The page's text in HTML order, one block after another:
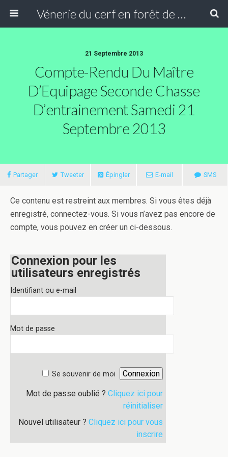
Vénerie du cerf en forêt de Compiègne
21 Septembre 2013
Compte-Rendu Du Maître
D’Equipage Seconde Chasse
D’entrainement Samedi 21
Septembre 2013
Partager Tweeter Épingler E-mail SMS
Ce contenu est restreint aux membres. Si vous êtes déjà
enregistré, connectez-vous. Si vous n’avez pas encore de
compte, vous pouvez en créer un ci-dessous.
Connexion pour les
utilisateurs enregistrés
Identifiant ou e-mail
Mot de passe
Se souvenir de moi
Mot de passe oublié ? Cliquez ici pour
réinitialiser
Nouvel utilisateur ? Cliquez ici pour vous
inscrire